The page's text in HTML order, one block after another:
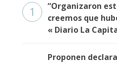
1
“Organizaron
creemos que
« Diario La
Proponen